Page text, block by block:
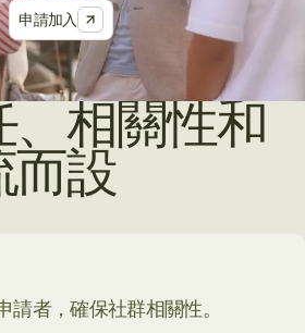
申請加入
相關性和
而設
請者，確保社群相關性。